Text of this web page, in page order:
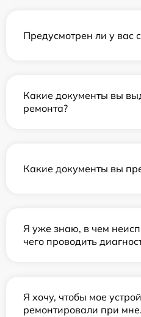
Предусмотрен ли у вас
Какие документы вы
ремонта?
Какие документы вы
Я уже знаю, в чем
чего проводить
Я хочу, чтобы мое
ремонтировали при мне.